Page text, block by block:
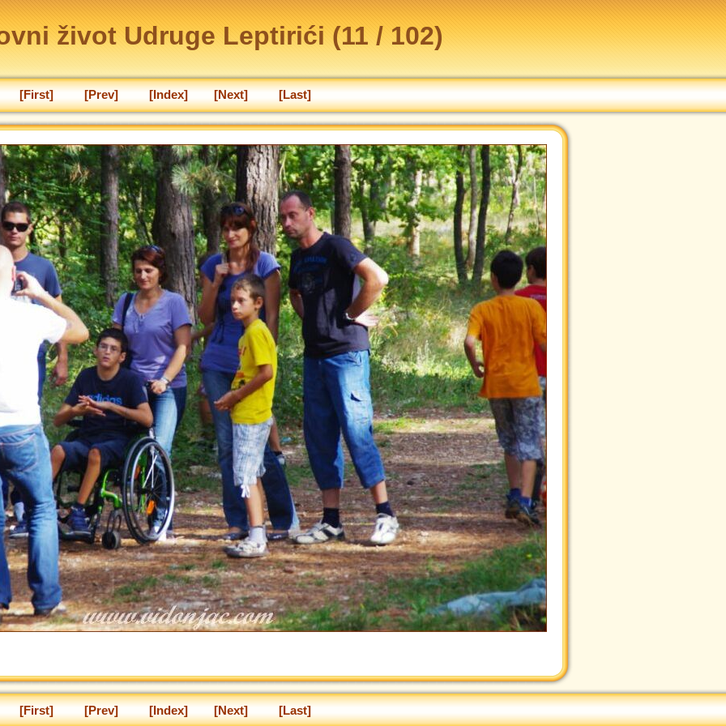
život Udruge Leptirići (11 / 102)
[First] [Prev] [Index] [Next] [Last]
[First] [Prev] [Index] [Next] [Last]